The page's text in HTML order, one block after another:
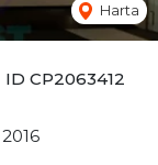
ID CP2063412
2016
Harta